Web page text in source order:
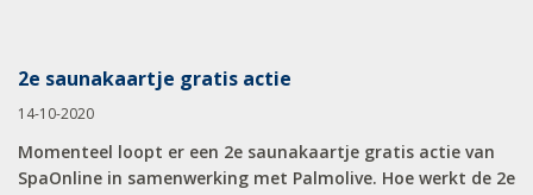
2e saunakaartje gratis actie
14-10-2020
Momenteel loopt er een 2e saunakaartje gratis actie van
SpaOnline in samenwerking met Palmolive. Hoe werkt de 2e